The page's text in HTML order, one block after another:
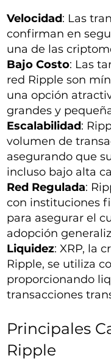
Velocidad: Las
confirman en
una de las
Bajo Costo: Las
red Ripple son
una opción
grandes y
Escalabilidad:
volumen de
asegurando que
incluso bajo alta
Red Regulada:
con instituciones
para asegurar el
adopción
Liquidez: XRP, la
Ripple, se utiliza
proporcionando
transacciones
Principales
Ripple